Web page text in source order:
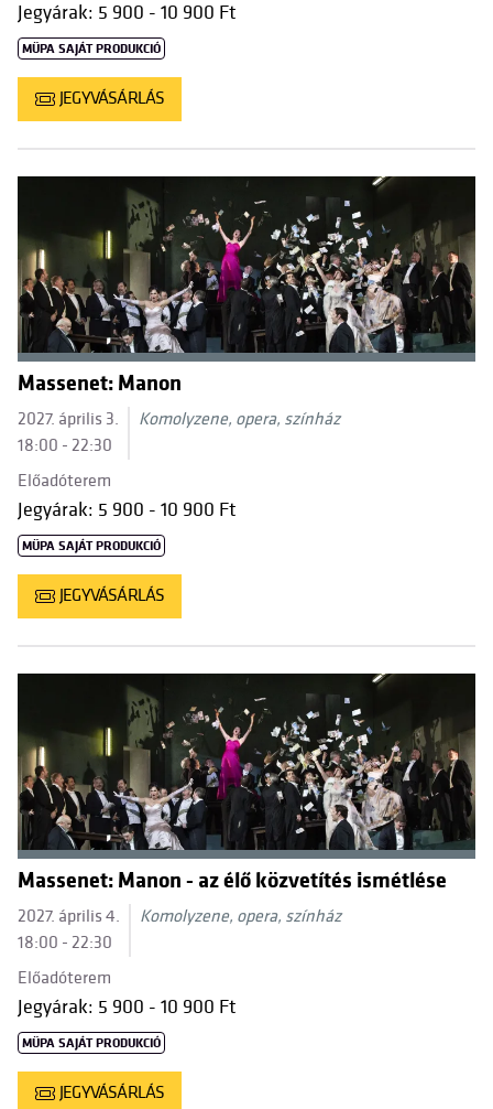
Jegyárak: 5 900 - 10 900 Ft
MÜPA SAJÁT PRODUKCIÓ
JEGYVÁSÁRLÁS
Massenet: Manon
2027. április 3.
18:00 - 22:30
Komolyzene, opera, színház
Előadóterem
Jegyárak: 5 900 - 10 900 Ft
MÜPA SAJÁT PRODUKCIÓ
JEGYVÁSÁRLÁS
Massenet: Manon - az élő közvetítés ismétlése
2027. április 4.
18:00 - 22:30
Komolyzene, opera, színház
Előadóterem
Jegyárak: 5 900 - 10 900 Ft
MÜPA SAJÁT PRODUKCIÓ
JEGYVÁSÁRLÁS